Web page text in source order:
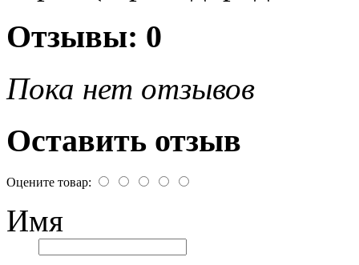
Отзывы: 0
Пока нет отзывов
Оставить отзыв
Оцените товар:
Имя